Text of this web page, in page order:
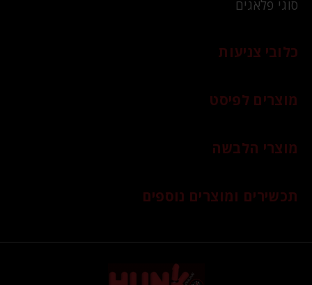
סוגי פלאגים
כלובי צניעות
מוצרים לפיסט
מוצרי הלבשה
תכשירים ומוצרים נוספים